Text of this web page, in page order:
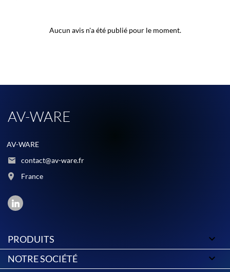
Aucun avis n'a été publié pour le moment.
AV-WARE
AV-WARE
contact@av-ware.fr
France
PRODUITS 
NOTRE SOCIÉTÉ 